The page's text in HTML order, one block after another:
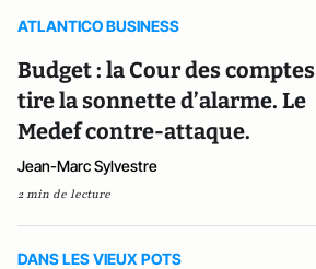
ATLANTICO BUSINESS
Budget : la Cour des comptes
tire la sonnette d’alarme. Le
Medef contre-attaque.
Jean-Marc Sylvestre
2 min de lecture
DANS LES VIEUX POTS